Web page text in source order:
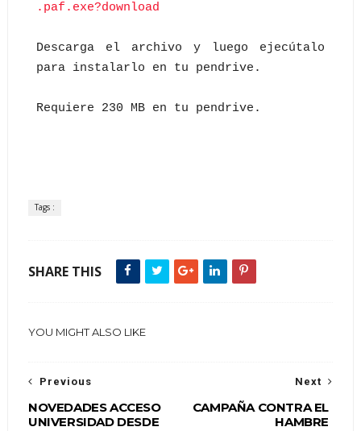
.paf.exe?download
Descarga el archivo y luego ejecútalo
para instalarlo en tu pendrive.
Requiere 230 MB en tu pendrive.
Tags :
SHARE THIS
YOU MIGHT ALSO LIKE
Next
CAMPAÑA CONTRA EL
HAMBRE
Previous
NOVEDADES ACCESO
UNIVERSIDAD DESDE